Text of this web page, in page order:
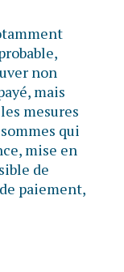
non
mais
mesures
qui
mise en
de
paiement,